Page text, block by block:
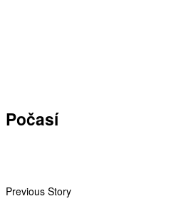
Počasí
Previous Story